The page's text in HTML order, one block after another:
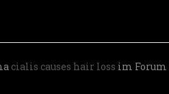
cialis causes hair loss im Forum